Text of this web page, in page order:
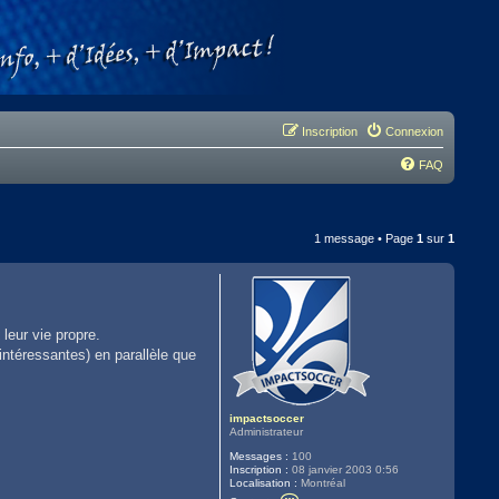
Connexion
Inscription
FAQ
1 message • Page 1sur 1
impactsoccer
Administrateur
Messages : 100
Inscription : 08 janvier 2003 0:56
Localisation : Montréal
vie propre.
en parallèle que